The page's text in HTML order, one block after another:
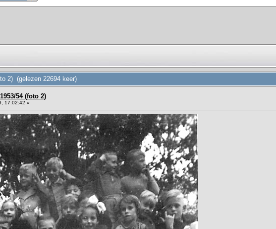
2) (gelezen 22694 keer)
54 (foto 2)
17:02:42 »